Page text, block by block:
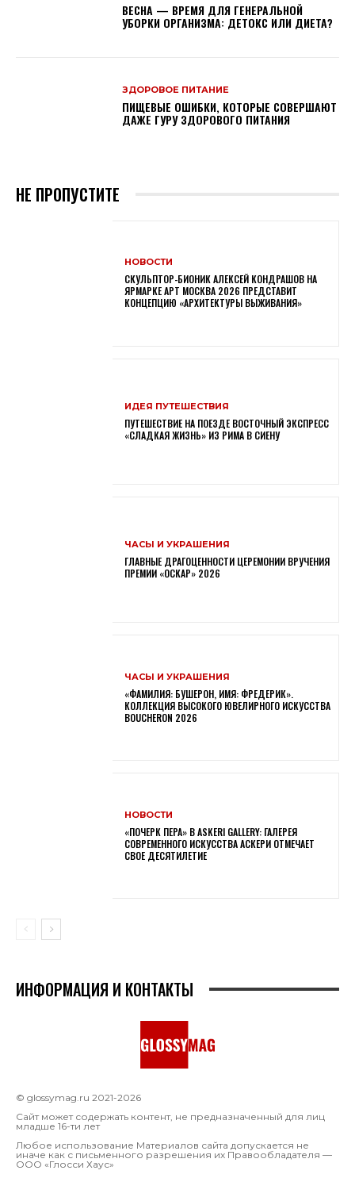
ВЕСНА — ВРЕМЯ ДЛЯ ГЕНЕРАЛЬНОЙ
УБОРКИ ОРГАНИЗМА: ДЕТОКС ИЛИ ДИЕТА?
ЗДОРОВОЕ ПИТАНИЕ
ПИЩЕВЫЕ ОШИБКИ, КОТОРЫЕ СОВЕРШАЮТ
ДАЖЕ ГУРУ ЗДОРОВОГО ПИТАНИЯ
НЕ ПРОПУСТИТЕ
НОВОСТИ
СКУЛЬПТОР-БИОНИК АЛЕКСЕЙ КОНДРАШОВ НА
ЯРМАРКЕ АРТ МОСКВА 2026 ПРЕДСТАВИТ
КОНЦЕПЦИЮ «АРХИТЕКТУРЫ ВЫЖИВАНИЯ»
ИДЕЯ ПУТЕШЕСТВИЯ
ПУТЕШЕСТВИЕ НА ПОЕЗДЕ ВОСТОЧНЫЙ ЭКСПРЕСС
«СЛАДКАЯ ЖИЗНЬ» ИЗ РИМА В СИЕНУ
ЧАСЫ И УКРАШЕНИЯ
ГЛАВНЫЕ ДРАГОЦЕННОСТИ ЦЕРЕМОНИИ ВРУЧЕНИЯ
ПРЕМИИ «ОСКАР» 2026
ЧАСЫ И УКРАШЕНИЯ
«ФАМИЛИЯ: БУШЕРОН, ИМЯ: ФРЕДЕРИК».
КОЛЛЕКЦИЯ ВЫСОКОГО ЮВЕЛИРНОГО ИСКУССТВА
BOUCHERON 2026
НОВОСТИ
«ПОЧЕРК ПЕРА» В ASKERI GALLERY: ГАЛЕРЕЯ
СОВРЕМЕННОГО ИСКУССТВА АСКЕРИ ОТМЕЧАЕТ
СВОЕ ДЕСЯТИЛЕТИЕ
ИНФОРМАЦИЯ И КОНТАКТЫ
© glossymag.ru 2021-2026
Сайт может содержать контент, не предназначенный для лиц
младше 16-ти лет
Любое использование Материалов сайта допускается не
иначе как с письменного разрешения их Правообладателя —
OOO «Глосси Хаус»